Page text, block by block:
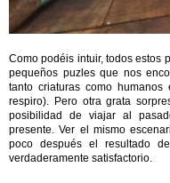
Como podéis intuir, todos estos
pequeños puzles que nos
tanto criaturas como
respiro). Pero otra grata
posibilidad de viajar al
presente. Ver el mismo
poco después el resultado
verdaderamente satisfactorio.